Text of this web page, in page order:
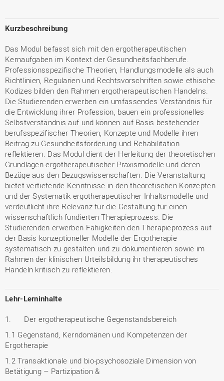
Kurzbeschreibung
Das Modul befasst sich mit den ergotherapeutischen
Kernaufgaben im Kontext der Gesundheitsfachberufe.
Professionsspezifische Theorien, Handlungsmodelle als auch
Richtlinien, Regularien und Rechtsvorschriften sowie ethische
Kodizes bilden den Rahmen ergotherapeutischen Handelns.
Die Studierenden erwerben ein umfassendes Verständnis für
die Entwicklung ihrer Profession, bauen ein professionelles
Selbstverständnis auf und können auf Basis bestehender
berufsspezifischer Theorien, Konzepte und Modelle ihren
Beitrag zu Gesundheitsförderung und Rehabilitation
reflektieren. Das Modul dient der Herleitung der theoretischen
Grundlagen ergotherapeutischer Praxismodelle und deren
Bezüge aus den Bezugswissenschaften. Die Veranstaltung
bietet vertiefende Kenntnisse in den theoretischen Konzepten
und der Systematik ergotherapeutischer Inhaltsmodelle und
verdeutlicht ihre Relevanz für die Gestaltung für einen
wissenschaftlich fundierten Therapieprozess. Die
Studierenden erwerben Fähigkeiten den Therapieprozess auf
der Basis konzeptioneller Modelle der Ergotherapie
systematisch zu gestalten und zu dokumentieren sowie im
Rahmen der klinischen Urteilsbildung ihr therapeutisches
Handeln kritisch zu reflektieren.
Lehr-Lerninhalte
1. Der ergotherapeutische Gegenstandsbereich
1.1 Gegenstand, Kerndomänen und Kompetenzen der
Ergotherapie
1.2 Transaktionale und bio-psychosoziale Dimension von
Betätigung – Partizipation &